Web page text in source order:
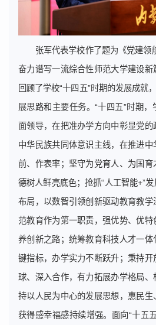
张军代表学校作了题为《党建领
奋力谱写一流综合性师范大学建设
回顾了学校“十四五”时期的发展成就
展思路和主要任务。“十四五”时期
面领导，在把准办学方向中彰显党
中华民族共同体意识主线，在推进
前、作表率；坚守为党育人、为国
德树人鲜亮底色；抢抓“人工智能+”
布局，以数智引领创新驱动教育教
范教育作为第一职责，强优势、优
养创新之路；统筹教育科技人才一
键指标，办学实力不断跃升；秉持
球、深入合作，有力拓展办学格局
持以人民为中心的发展思想，惠民
获得感幸福感持续增强。面向“十五